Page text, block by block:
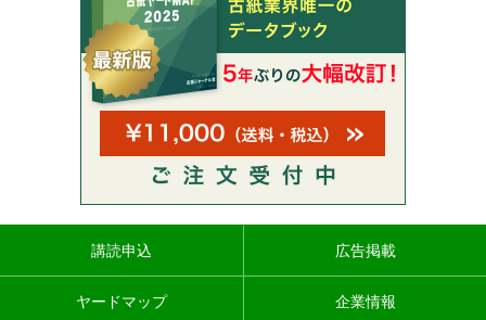
講読申込 広告掲載
ヤードマップ 企業情報